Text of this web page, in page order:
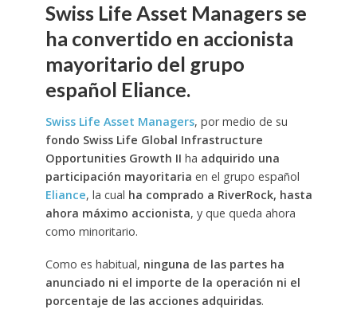
Swiss Life Asset Managers se
ha convertido en accionista
mayoritario del grupo
español Eliance.
Swiss Life Asset Managers, por medio de su
fondo Swiss Life Global Infrastructure
Opportunities Growth II ha adquirido una
participación mayoritaria en el grupo español
Eliance, la cual ha comprado a RiverRock, hasta
ahora máximo accionista, y que queda ahora
como minoritario.
Como es habitual, ninguna de las partes ha
anunciado ni el importe de la operación ni el
porcentaje de las acciones adquiridas.